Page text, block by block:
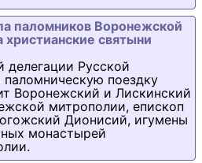
паломников Воронежской
святыни
делегации Русской
поездку
Воронежский и Лискинский
митрополии, епископ
Дионисий, игумены
монастырей